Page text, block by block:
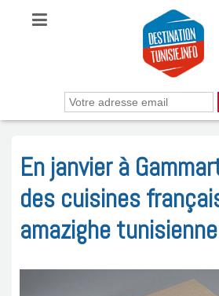
En janvier à
des cuisines
amazighe tunisienne